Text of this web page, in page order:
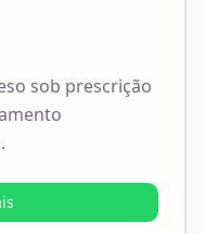
sob prescrição